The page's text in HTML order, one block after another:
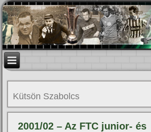
Kütsön Szabolcs
2001/02 – Az FTC junior- és